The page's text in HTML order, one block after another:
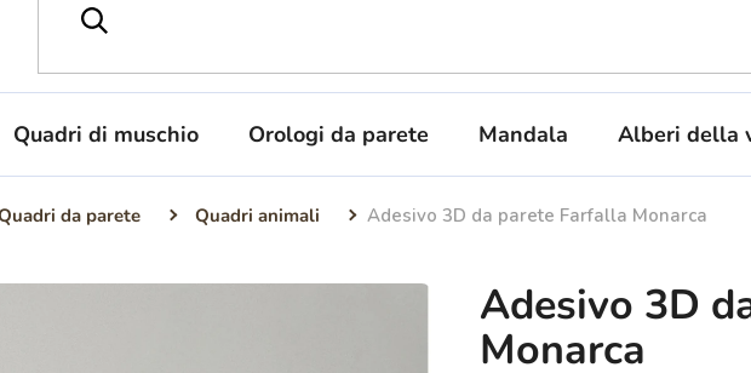
Quadri di muschio Orologi da parete Mandala Alberi della
da parete Quadri animali Adesivo 3D da parete Farfalla Monarca
Adesivo 3D
Monarca